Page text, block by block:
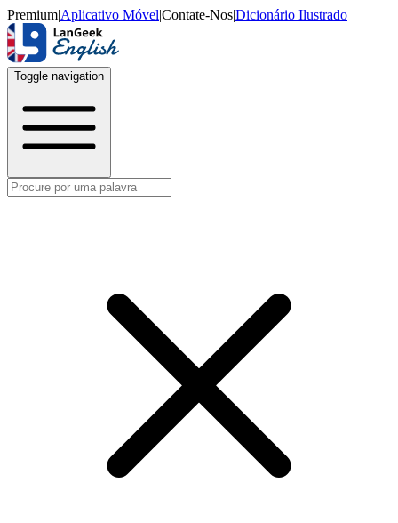
Premium|Aplicativo Móvel|Contate-Nos|Dicionário Ilustrado
Toggle navigation